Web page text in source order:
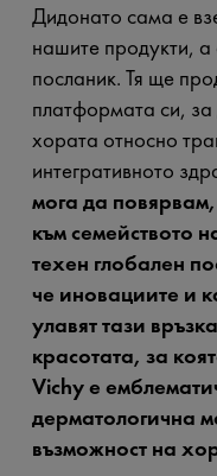
Дидонато сама е
нашите продукти, а
посланик. Тя ще
платформата си,
хората относно
интегративното
мога да
към семейството
техен глобален
че иновациите и
улавят тази
красотата, за
Vichy е
дерматологична
възможност на